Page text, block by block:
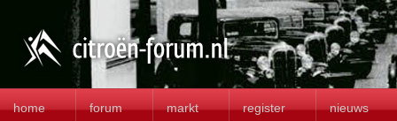
home forum markt register nieuws